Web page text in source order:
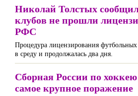
Николай Толстых
клубов не прошли
РФС
Процедура лицензирования футбольных
в среду и продолжалась два дня.
Сборная России по
самое крупное поражение